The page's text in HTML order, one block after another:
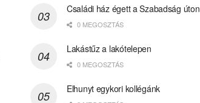
Családi ház égett a Szabadság úton
0 MEGOSZTÁS
Lakástűz a lakótelepen
0 MEGOSZTÁS
Elhunyt egykori kollégánk